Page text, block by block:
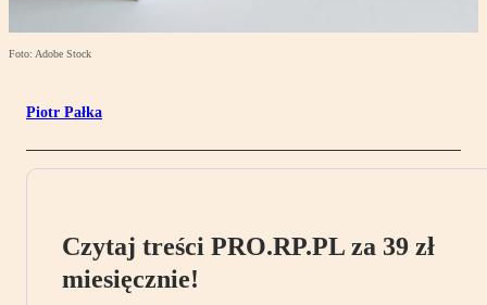
Foto: Adobe Stock
Piotr Pałka
Czytaj treści PRO.RP.PL za 39 zł
miesięcznie!